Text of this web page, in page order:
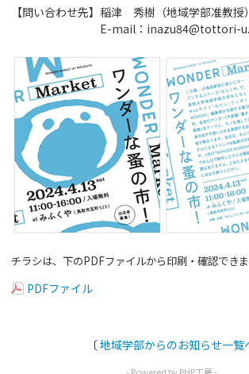
【問い合わせ先】稲津 秀樹（地域学部准教授）
E-mail ： inazu84@tottori-
チラシは、下のPDFファイルから印刷・確認できま
PDFファイル
〔地域学部からのお知らせ一覧